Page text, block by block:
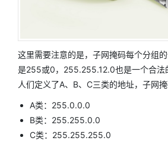
这里需要注意的是，子网掩码每个分组
是255或0，255.255.12.0也是一个合法
人们定义了A、B、C三类的地址，子网掩
A类：255.0.0.0
B类：255.255.0.0
C类：255.255.255.0